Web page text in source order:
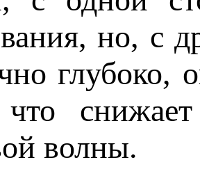
но, с
снижает
волны.